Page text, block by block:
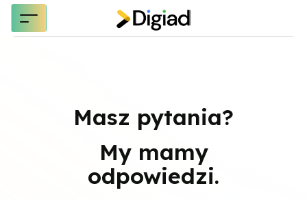
Masz pytania?
My mamy
odpowiedzi.